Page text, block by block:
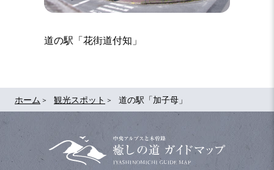
ホーム 観光スポット 道の駅「加子母」
道の駅「花街道付知」